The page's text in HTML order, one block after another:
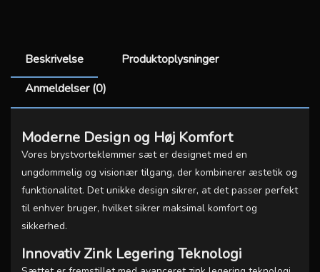
Beskrivelse
Produktoplysninger
Anmeldelser (0)
Moderne Design og Høj Komfort
Vores brystvorteklemmer sæt er designet med en
ungdommelig og visionær tilgang, der kombinerer æstetik og
funktionalitet. Det unikke design sikrer, at det passer perfekt
til enhver bruger, hvilket sikrer maksimal komfort og
sikkerhed.
Innovativ Zink Legering Teknologi